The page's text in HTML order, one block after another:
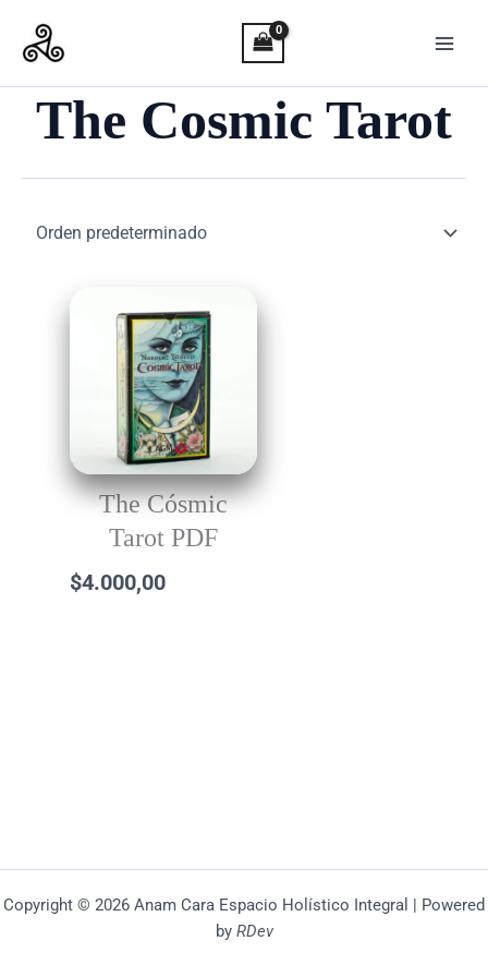
contenido
The Cosmic Tarot
The Cósmic
Tarot PDF
$4.000,00
Copyright © 2026 Anam Cara Espacio Holístico Integral | Powered
by RDev